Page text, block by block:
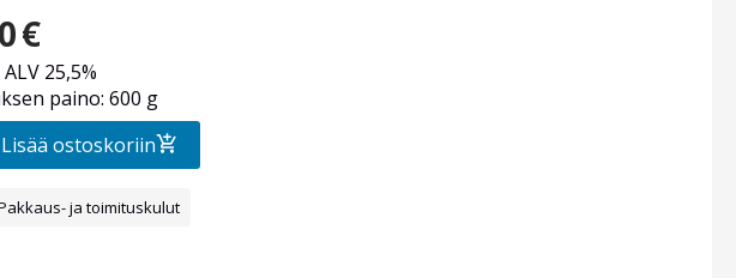
€
25,5%
paino: 600 g
Lisää ostoskoriin
ja toimituskulut